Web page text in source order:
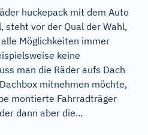
huckepack mit dem Auto
steht vor der Qual der Wahl,
Möglichkeiten immer
keine
man die Räder aufs Dach
mitnehmen möchte,
montierte Fahrradträger
dann aber die...